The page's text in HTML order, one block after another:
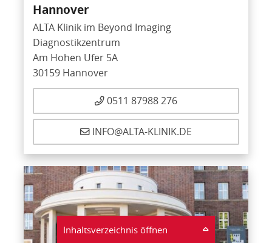
Inhaltsverzeichnis öffnen
Hannover
ALTA Klinik im Beyond Imaging
Diagnostikzentrum
Am Hohen Ufer 5A
30159 Hannover
0511 87988 276
INFO@ALTA-KLINIK.DE